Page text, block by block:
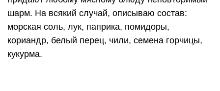
фарш всыпаем 15 г желатина и еще раз
Начинаем делать колбаски. Из этого количества
фарша получается 4 небольшие колбаски.